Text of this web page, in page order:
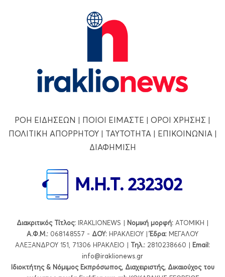
ΡΟΗ ΕΙΔΗΣΕΩΝ | ΠΟΙΟΙ ΕΙΜΑΣΤΕ | ΟΡΟΙ ΧΡΗΣΗΣ |
ΠΟΛΙΤΙΚΗ ΑΠΟΡΡΗΤΟΥ| ΤΑΥΤΟΤΗΤΑ | ΕΠΙΚΟΙΝΩΝΙΑ |
ΔΙΑΦΗΜΙΣΗ
Διακριτικός Τίτλος: IRAKLIONEWS | Νομική μορφή: ΑΤΟΜΙΚΗ |
Α.Φ.Μ.: 068148557 - ΔΟΥ: ΗΡΑΚΛΕΙΟΥ |Έδρα: ΜΕΓΑΛΟΥ
ΑΛΕΞΑΝΔΡΟΥ 151, 71306 ΗΡΑΚΛΕΙΟ | Τηλ.: 2810238660 | Εmail:
info@iraklionews.gr
Ιδιοκτήτης & Νόμιμος Εκπρόσωπος, Διαχειριστής, Δικαιούχος του